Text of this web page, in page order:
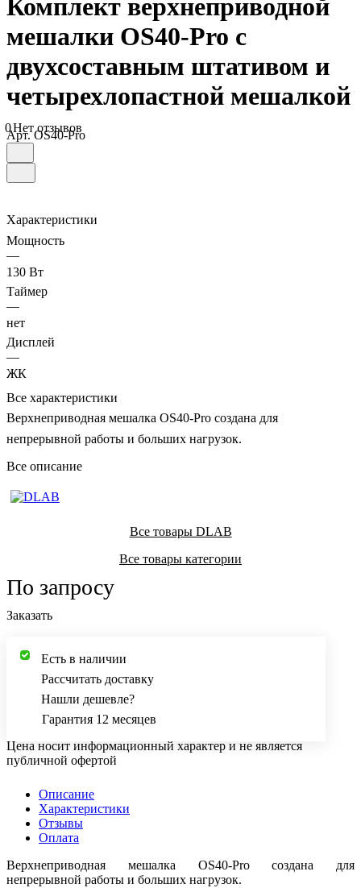
Комплект верхнеприводной
мешалки OS40-Pro с
двухсоставным штативом и
четырехлопастной мешалкой
0Нет отзывов
Арт.OS40-Pro
Характеристики
Мощность
—
130 Вт
Таймер
—
нет
Дисплей
—
ЖК
Все характеристики
Верхнеприводная мешалка OS40-Pro создана для
непрерывной работы и больших нагрузок.
Все описание
Все товары DLAB
Все товары категории
По запросу
Заказать
Есть в наличии
Рассчитать доставку
Нашли дешевле?
Гарантия 12 месяцев
Цена носит информационный характер и не является
публичной офертой
Описание
Характеристики
Отзывы
Оплата
Верхнеприводная мешалка OS40-Pro создана для
непрерывной работы и больших нагрузок.